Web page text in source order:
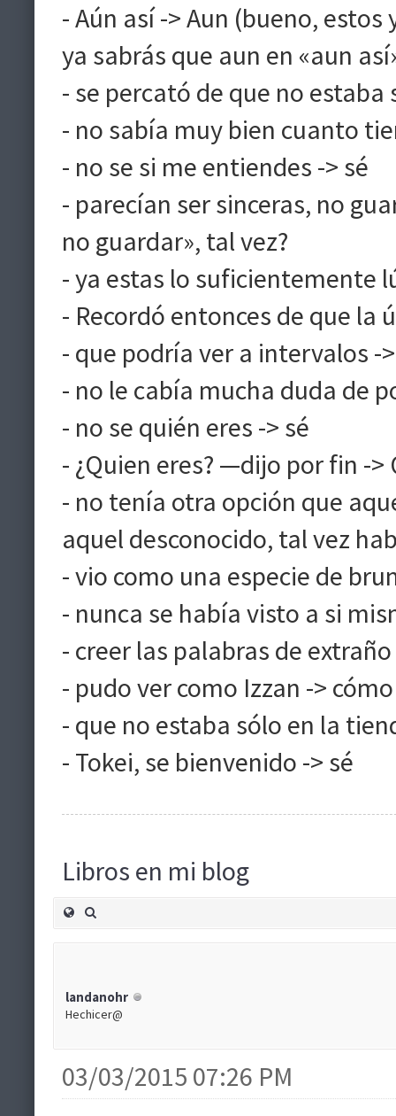
- Aún así -> Aun (bueno,
ya sabrás que aun en «aun
- se percató de que no estaba
- no sabía muy bien cuanto
- no se si me entiendes -> sé
- parecían ser sinceras, no
no guardar», tal vez?
- ya estas lo suficientemente
- Recordó entonces de que la
- que podría ver a intervalos -
- no le cabía mucha duda de
- no se quién eres -> sé
- ¿Quien eres? —dijo por fin ->
- no tenía otra opción que
aquel desconocido, tal vez
- vio como una especie de
- nunca se había visto a si
- creer las palabras de
- pudo ver como Izzan -> cómo
- que no estaba sólo en la
- Tokei, se bienvenido -> sé
Libros en mi blog
landanohr
Hechicer@
03/03/2015 07:26 PM